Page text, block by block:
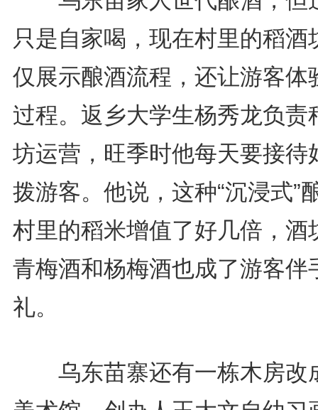
只是自家喝，现在村里的稻酒
仅展示酿酒流程，还让游客体
过程。返乡大学生杨秀龙负责
坊运营，旺季时他每天要接待
拨游客。他说，这种“沉浸式”
村里的稻米增值了好几倍，酒
青梅酒和杨梅酒也成了游客伴
礼。
乌东苗寨还有一栋木房改